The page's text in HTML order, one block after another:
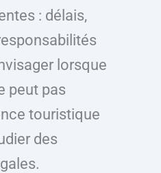
: délais,
lorsque
peut pas
touristique
des